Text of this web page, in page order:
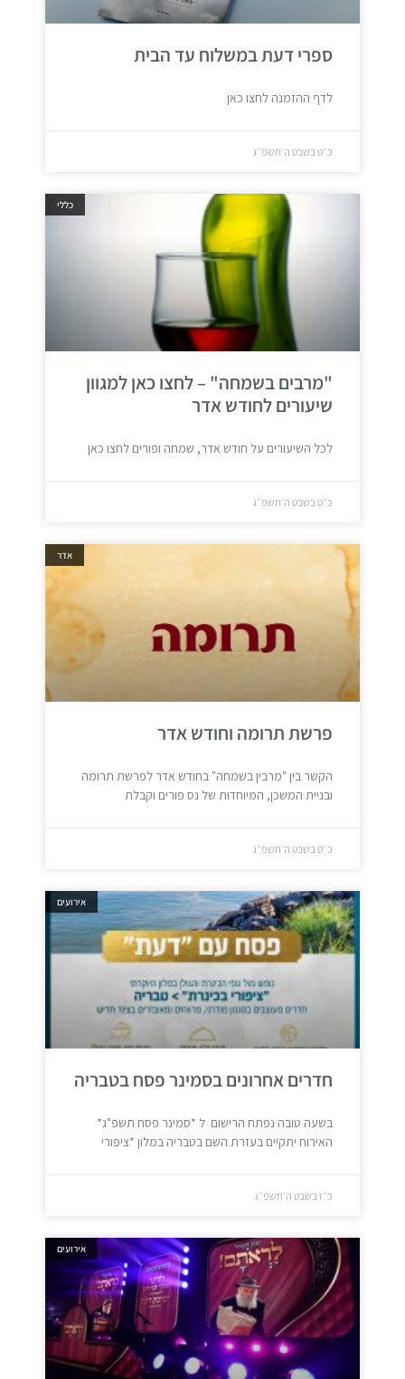
ספרי דעת במשלוח עד הבית
לדף ההזמנה לחצו כאן
כ״ט בשבט ה׳תשפ״ג
כללי
"מרבים בשמחה" – לחצו כאן למגוון
שיעורים לחודש אדר
לכל השיעורים על חודש אדר, שמחה ופורים לחצו כאן
כ״ט בשבט ה׳תשפ״ג
אדר
פרשת תרומה וחודש אדר
הקשר בין "מרבין בשמחה" בחודש אדר לפרשת תרומה
ובניית המשכן, המיוחדות של נס פורים וקבלת
כ״ט בשבט ה׳תשפ״ג
אירועים
חדרים אחרונים בסמינר פסח בטבריה
בשעה טובה נפתח הרישום ל *סמינר פסח תשפ"ג*
האירוח יתקיים בעזרת השם בטבריה במלון *ציפורי
כ״ז בשבט ה׳תשפ״ג
אירועים